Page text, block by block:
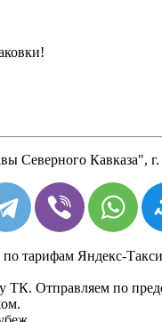
Северного Кавказа",
по тарифам Яндекс-Такси
ТК. Отправляем по